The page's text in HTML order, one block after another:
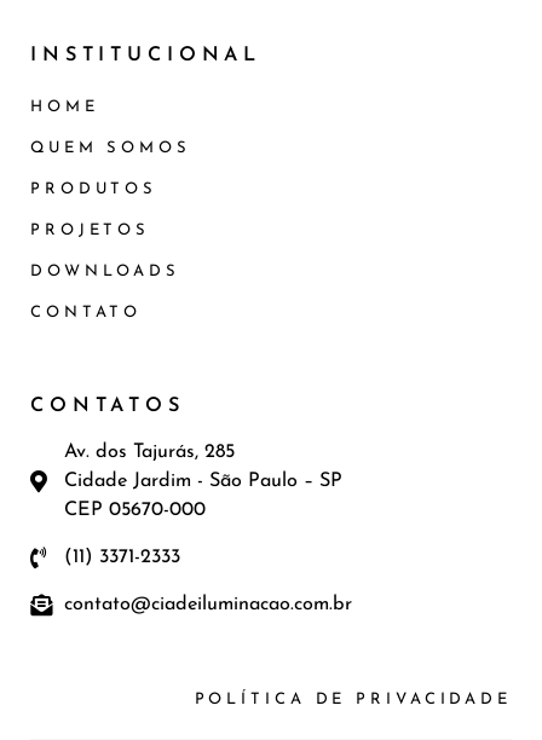
INSTITUCIONAL
HOME
QUEM SOMOS
PRODUTOS
PROJETOS
DOWNLOADS
CONTATO
CONTATOS
Av. dos Tajurás, 285
Cidade Jardim - São Paulo – SP
CEP 05670-000
(11) 3371-2333
contato@ciadeiluminacao.com.br
POLÍTICA DE PRIVACIDADE